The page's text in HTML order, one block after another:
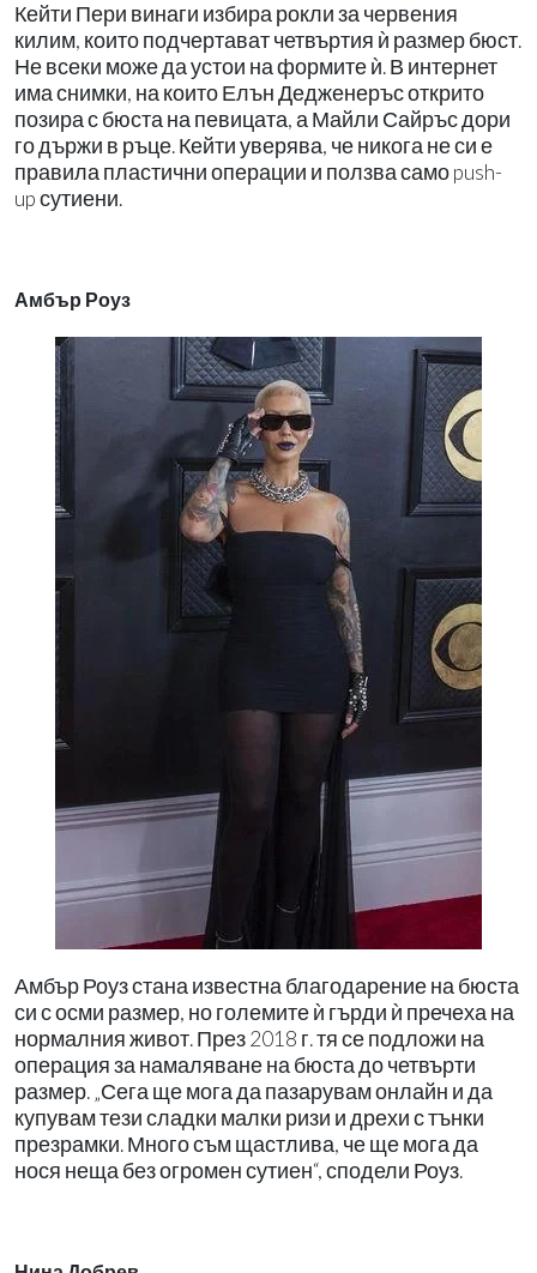
Кейти Пери винаги избира рокли за червения
килим, които подчертават четвъртия ѝ размер бюст.
Не всеки може да устои на формите ѝ. В интернет
има снимки, на които Елън Дедженеръс открито
позира с бюста на певицата, а Майли Сайръс дори
го държи в ръце. Кейти уверява, че никога не си е
правила пластични операции и ползва само push-
up сутиени.
Амбър Роуз
Амбър Роуз стана известна благодарение на бюста
си с осми размер, но големите ѝ гърди ѝ пречеха на
нормалния живот. През 2018 г. тя се подложи на
операция за намаляване на бюста до четвърти
размер. „Сега ще мога да пазарувам онлайн и да
купувам тези сладки малки ризи и дрехи с тънки
презрамки. Много съм щастлива, че ще мога да
нося неща без огромен сутиен“, сподели Роуз.